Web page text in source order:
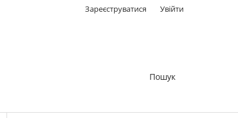
Пошук
Зареєструватися Увійти